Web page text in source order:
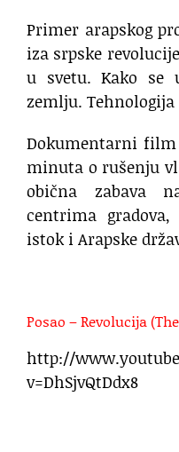
Primer arapskog
iza srpske
u svetu. Kako se
zemlju.
Dokumentarni film
minuta o rušenju
obična zabava
centrima
istok i Arapske
Posao – Revolucija
http://
v=DhSjvQtDdx8